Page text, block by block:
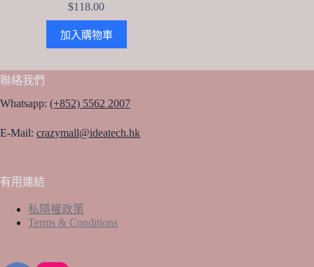
$118.00
加入購物車
聯絡我們
Whatsapp: (+852) 5562 2007
E-Mail: crazymall@ideatech.hk
有用連結
私隱權政策
Terms & Conditions